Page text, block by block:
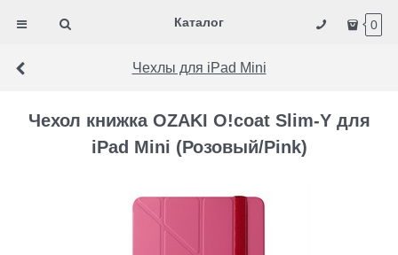
Каталог 0
Чехлы для iPad Mini
Чехол книжка OZAKI O!coat Slim-Y для
iPad Mini (Розовый/Pink)